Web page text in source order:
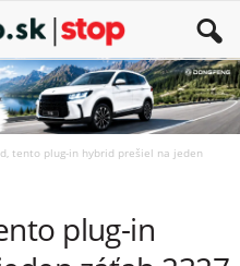
tento plug-in hybrid prešiel na jeden
plug-in